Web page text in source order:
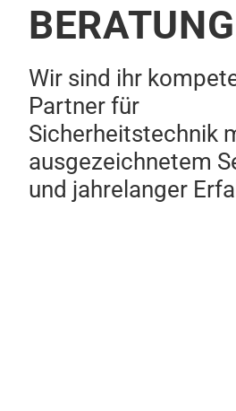
Wir sind ihr
Partner für
Sicherheitstechnik
ausgezeichnetem
und jahrelanger